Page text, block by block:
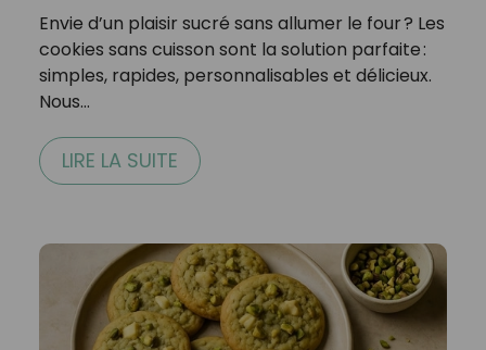
Envie d’un plaisir sucré sans allumer le four ? Les
cookies sans cuisson sont la solution parfaite :
simples, rapides, personnalisables et délicieux.
Nous…
LIRE LA SUITE